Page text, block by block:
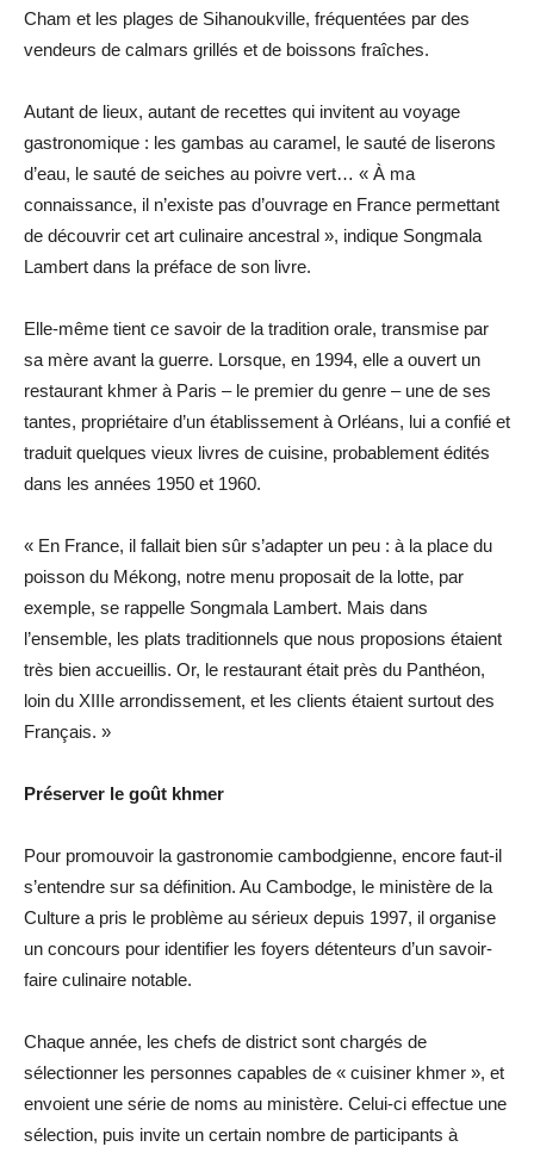
Cham et les plages de Sihanoukville, fréquentées par des
vendeurs de calmars grillés et de boissons fraîches.
Autant de lieux, autant de recettes qui invitent au voyage
gastronomique : les gambas au caramel, le sauté de liserons
d’eau, le sauté de seiches au poivre vert… « À ma
connaissance, il n’existe pas d’ouvrage en France permettant
de découvrir cet art culinaire ancestral », indique Songmala
Lambert dans la préface de son livre.
Elle-même tient ce savoir de la tradition orale, transmise par
sa mère avant la guerre. Lorsque, en 1994, elle a ouvert un
restaurant khmer à Paris – le premier du genre – une de ses
tantes, propriétaire d’un établissement à Orléans, lui a confié et
traduit quelques vieux livres de cuisine, probablement édités
dans les années 1950 et 1960.
« En France, il fallait bien sûr s’adapter un peu : à la place du
poisson du Mékong, notre menu proposait de la lotte, par
exemple, se rappelle Songmala Lambert. Mais dans
l’ensemble, les plats traditionnels que nous proposions étaient
très bien accueillis. Or, le restaurant était près du Panthéon,
loin du XIIIe arrondissement, et les clients étaient surtout des
Français. »
Préserver le goût khmer
Pour promouvoir la gastronomie cambodgienne, encore faut-il
s’entendre sur sa définition. Au Cambodge, le ministère de la
Culture a pris le problème au sérieux depuis 1997, il organise
un concours pour identifier les foyers détenteurs d’un savoir-
faire culinaire notable.
Chaque année, les chefs de district sont chargés de
sélectionner les personnes capables de « cuisiner khmer », et
envoient une série de noms au ministère. Celui-ci effectue une
sélection, puis invite un certain nombre de participants à